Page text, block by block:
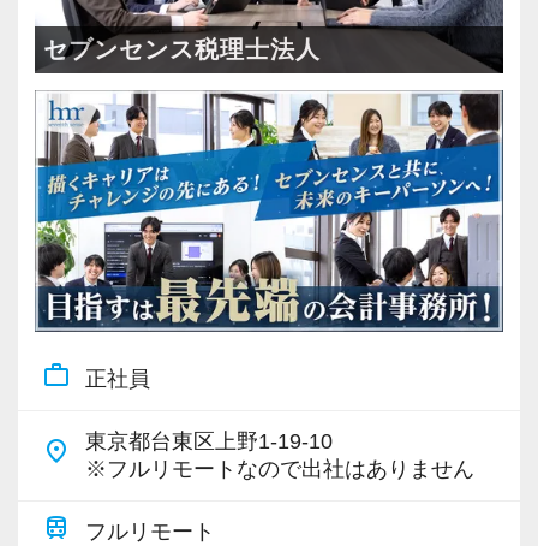
＜成長中の税理士法人＞
・全国14拠点で事業展開
・従業員240名以上に拡大
・会計・税務・財務・労務まで対応
・専門家が在籍しワンストップ支援
＜学びを後押し＞
・書籍購入費／研修費は全額会社負担
・隔月で税法・実務の学習会あり
・資格取得を目指す社員が多数
＜募集の背景＞
・組織力強化に向けた採用
セブンセンス税理士法人
work_outline 正社員
place
東京都台東区上野1-19-10
※フルリモートなので出社はありません
train フルリモート